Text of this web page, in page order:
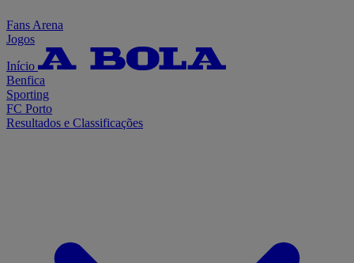
Fans Arena
Jogos
Início
Benfica
Sporting
FC Porto
Resultados e Classificações